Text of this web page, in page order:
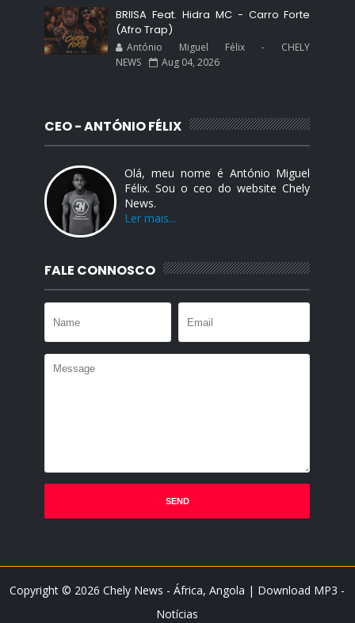
BRIISA Feat. Hidra MC - Carro Forte
(Afro Trap)
António Miguel Félix - CHELY
NEWS
Aug 04, 2026
CEO - ANTÓNIO FÉLIX
Olá, meu nome é António Miguel
Félix. Sou o ceo do website Chely
News.
Ler mais...
FALE CONNOSCO
Copyright © 2026Chely News - África, Angola | Download MP3 -
Notícias